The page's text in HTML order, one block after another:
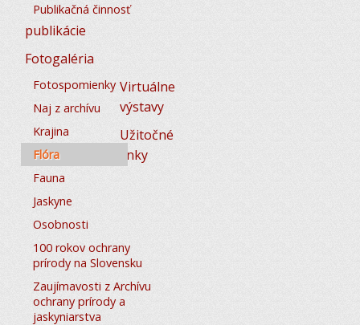
Publikačná činnosť
publikácie
Fotogaléria
Fotospomienky
Naj z archívu
Krajina
Flóra
Fauna
Jaskyne
Osobnosti
Virtuálne
výstavy
100 rokov ochrany
prírody na Slovensku
Zaujímavosti z Archívu
ochrany prírody a
jaskyniarstva
Užitočné
linky